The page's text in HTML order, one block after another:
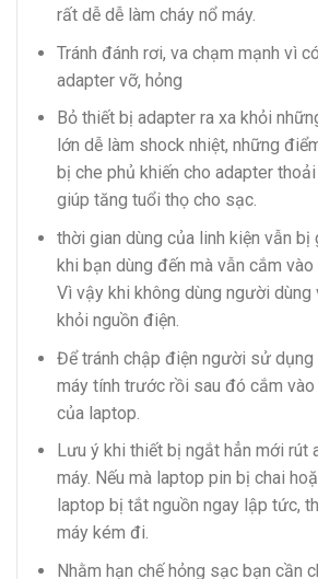
rất dễ dễ làm cháy nổ máy.
Tránh đánh rơi, va chạm mạnh vì
adapter vỡ, hỏng
Bỏ thiết bị adapter ra xa khỏi
lớn dễ làm shock nhiệt, những
bị che phủ khiến cho adapter
giúp tăng tuổi thọ cho sạc.
thời gian dùng của linh kiện vẫn bị
khi bạn dùng đến mà vẫn cắm vào
Vì vậy khi không dùng người dùng
khỏi nguồn điện.
Để tránh chập điện người sử
máy tính trước rồi sau đó cắm
của laptop.
Lưu ý khi thiết bị ngắt hẳn mới rút
máy. Nếu mà laptop pin bị chai
laptop bị tắt nguồn ngay lập tức,
máy kém đi.
Nhằm hạn chế hỏng sạc bạn cần